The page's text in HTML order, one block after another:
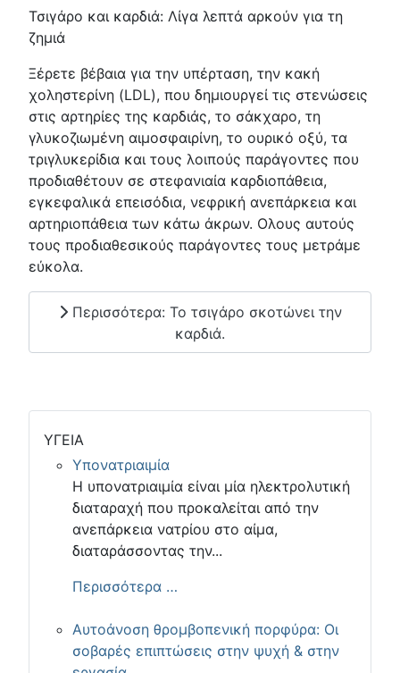
Τσιγάρο και καρδιά: Λίγα λεπτά αρκούν για τη
ζημιά
Ξέρετε βέβαια για την υπέρταση, την κακή
χοληστερίνη (LDL), που δημιουργεί τις στενώσεις
στις αρτηρίες της καρδιάς, το σάκχαρο, τη
γλυκοζιωμένη αιμοσφαιρίνη, το ουρικό οξύ, τα
τριγλυκερίδια και τους λοιπούς παράγοντες που
προδιαθέτουν σε στεφανιαία καρδιοπάθεια,
εγκεφαλικά επεισόδια, νεφρική ανεπάρκεια και
αρτηριοπάθεια των κάτω άκρων. Ολους αυτούς
τους προδιαθεσικούς παράγοντες τους μετράμε
εύκολα.
Περισσότερα: Το τσιγάρο σκοτώνει την
καρδιά.
ΥΓΕΙΑ
Υπονατριαιμία
Η υπονατριαιμία είναι μία ηλεκτρολυτική
διαταραχή που προκαλείται από την
ανεπάρκεια νατρίου στο αίμα,
διαταράσσοντας την...
Περισσότερα …
Αυτοάνοση θρομβοπενική πορφύρα: Οι
σοβαρές επιπτώσεις στην ψυχή & στην